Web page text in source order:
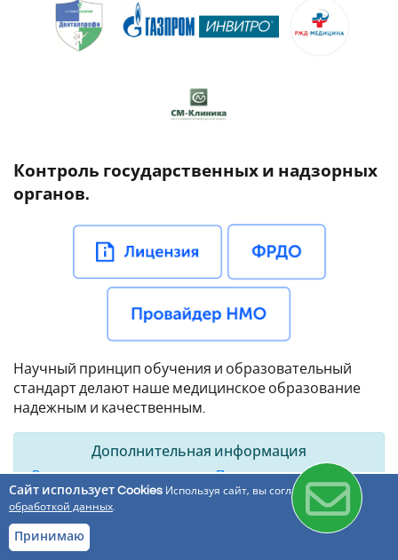
Контроль государственных и надзорных
органов.
Научный принцип обучения и образовательный
стандарт делают наше медицинское образование
надежным и качественным.
Дополнительная информация
Все курсы по специальности «Паразитология»
Ресурс
VK
Сайт использует Cookies Используя сайт, вы соглашаетесь с
обработкой данных.
Принимаю